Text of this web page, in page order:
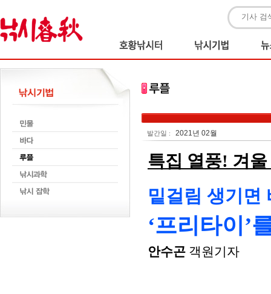
발간일 : 2021년 02월